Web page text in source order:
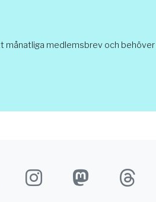
medlemsbrev och behöver